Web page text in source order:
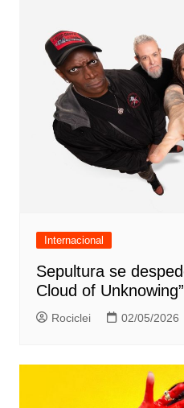
Internacional
Sepultura se
Cloud of Unknowing”
Rociclei 02/05/2026